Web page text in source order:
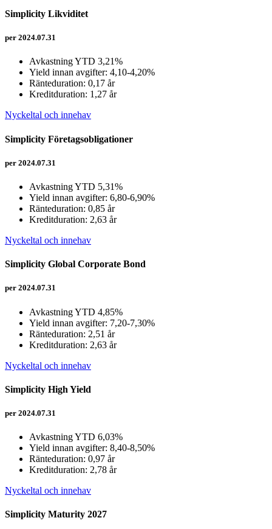
Simplicity Likviditet
per 2024.07.31
Avkastning YTD 3,21%
Yield innan avgifter: 4,10-4,20%
Ränteduration: 0,17 år
Kreditduration: 1,27 år
Nyckeltal och innehav
Simplicity Företagsobligationer
per 2024.07.31
Avkastning YTD 5,31%
Yield innan avgifter: 6,80-6,90%
Ränteduration: 0,85 år
Kreditduration: 2,63 år
Nyckeltal och innehav
Simplicity Global Corporate Bond
per 2024.07.31
Avkastning YTD 4,85%
Yield innan avgifter: 7,20-7,30%
Ränteduration: 2,51 år
Kreditduration: 2,63 år
Nyckeltal och innehav
Simplicity High Yield
per 2024.07.31
Avkastning YTD 6,03%
Yield innan avgifter: 8,40-8,50%
Ränteduration: 0,97 år
Kreditduration: 2,78 år
Nyckeltal och innehav
Simplicity Maturity 2027